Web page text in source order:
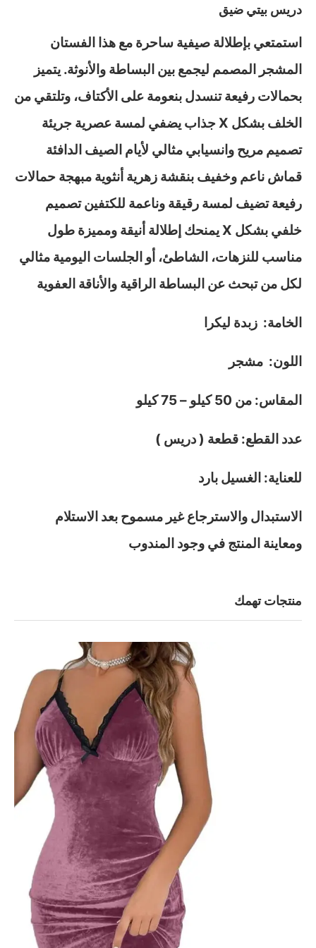
دريس بيتي ضيق
استمتعي بإطلالة صيفية ساحرة مع هذا الفستان
المشجر المصمم ليجمع بين البساطة والأنوثة. يتميز
بحمالات رفيعة تنسدل بنعومة على الأكتاف، وتلتقي من
الخلف بشكل X جذاب يضفي لمسة عصرية جريئة
تصميم مريح وانسيابي مثالي لأيام الصيف الدافئة
قماش ناعم وخفيف بنقشة زهرية أنثوية مبهجة حمالات
رفيعة تضيف لمسة رقيقة وناعمة للكتفين تصميم
خلفي بشكل X يمنحك إطلالة أنيقة ومميزة طول
مناسب للنزهات، الشاطئ، أو الجلسات اليومية مثالي
لكل من تبحث عن البساطة الراقية والأناقة العفوية
الخامة: زبدة ليكرا
اللون: مشجر
المقاس: من 50 كيلو – 75 كيلو
عدد القطع: قطعة ( دريس )
للعناية: الغسيل بارد
الاستبدال والاسترجاع غير مسموح بعد الاستلام
ومعاينة المنتج في وجود المندوب
منتجات تهمك